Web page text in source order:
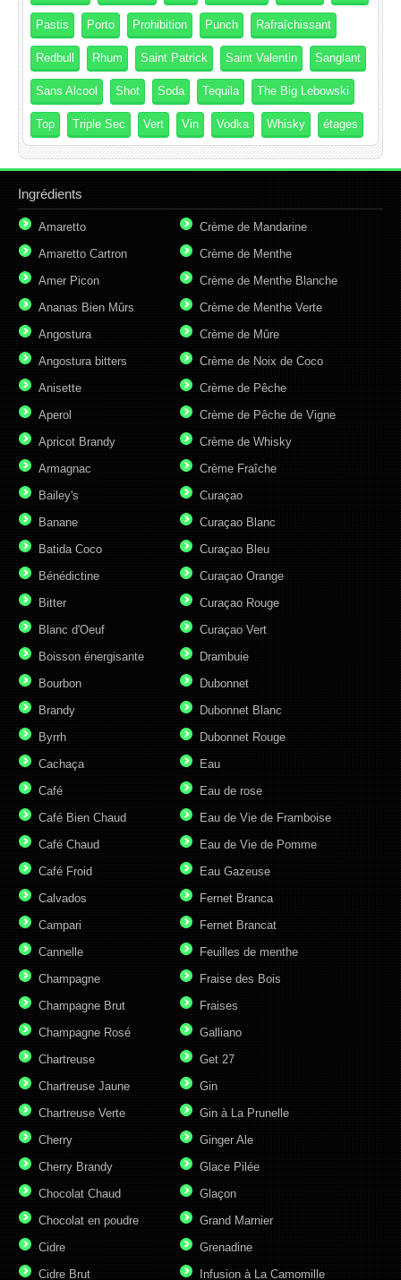
Pastis Porto Prohibition Punch Rafraîchissant
Redbull Rhum Saint Patrick Saint Valentin Sanglant
Sans Alcool Shot Soda Tequila The Big Lebowski
Top Triple Sec Vert Vin Vodka Whisky étages
Ingrédients
Amaretto
Amaretto Cartron
Amer Picon
Ananas Bien Mûrs
Angostura
Angostura bitters
Anisette
Aperol
Apricot Brandy
Armagnac
Bailey's
Banane
Batida Coco
Bénédictine
Bitter
Blanc d'Oeuf
Boisson énergisante
Bourbon
Brandy
Byrrh
Cachaça
Café
Café Bien Chaud
Café Chaud
Café Froid
Calvados
Campari
Cannelle
Champagne
Champagne Brut
Champagne Rosé
Chartreuse
Chartreuse Jaune
Chartreuse Verte
Cherry
Cherry Brandy
Chocolat Chaud
Chocolat en poudre
Cidre
Cidre Brut
Crème de Mandarine
Crème de Menthe
Crème de Menthe Blanche
Crème de Menthe Verte
Crème de Mûre
Crème de Noix de Coco
Crème de Pêche
Crème de Pêche de Vigne
Crème de Whisky
Crème Fraîche
Curaçao
Curaçao Blanc
Curaçao Bleu
Curaçao Orange
Curaçao Rouge
Curaçao Vert
Drambuie
Dubonnet
Dubonnet Blanc
Dubonnet Rouge
Eau
Eau de rose
Eau de Vie de Framboise
Eau de Vie de Pomme
Eau Gazeuse
Fernet Branca
Fernet Brancat
Feuilles de menthe
Fraise des Bois
Fraises
Galliano
Get 27
Gin
Gin à La Prunelle
Ginger Ale
Glace Pilée
Glaçon
Grand Marnier
Grenadine
Infusion à La Camomille